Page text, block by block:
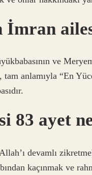
İmran
ve
83 ayet
devamlı
kaçınmak ve